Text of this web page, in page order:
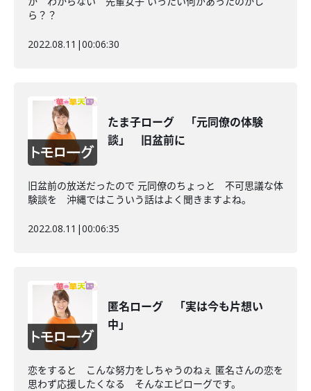
ら？？
2022.08.11 |00:06:30
たま子ローグ 「元同僚の体験
談」 旧盆前に
旧盆前の放送だったので 元同僚のちょっと 不可思議な体
験談を 沖縄ではこういう話はよく聞きますよね。
2022.08.11 |00:06:35
匿名ローグ 「実は今も片想い
中」
恋をすると こんな努力をしちゃうのねぇ 匿名さんの恋を
思わず応援したくなる そんなエピローグです。